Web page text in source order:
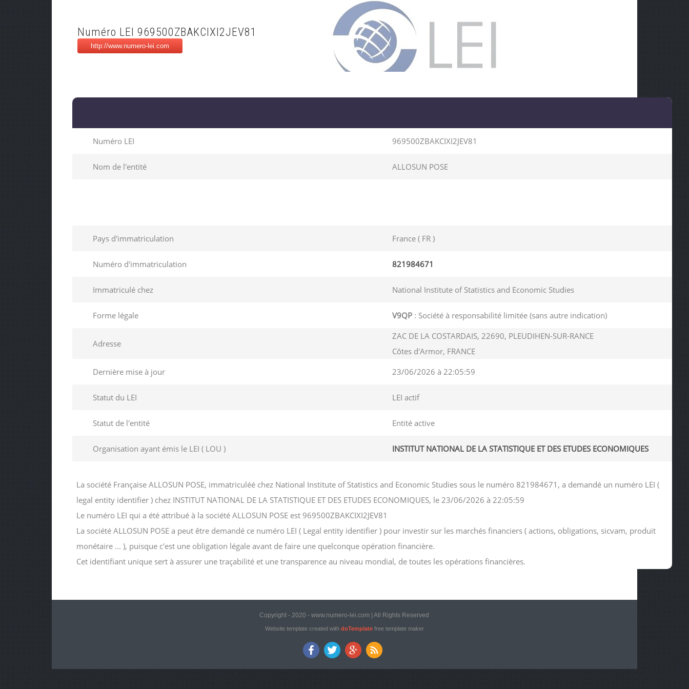
Numéro LEI 969500ZBAKCIXI2JEV81
Numéro LEI 969500ZBAKCIXI2JEV81
Nom de l'entité ALLOSUN POSE
Pays d'immatriculation France ( FR )
Numéro d'immatriculation 821984671
Immatriculé chez National Institute of Statistics and Economic Studies
Forme légale V9QP: Société à responsabilité limitée (sans autre indication)
Adresse
ZAC DE LA COSTARDAIS, 22690, PLEUDIHEN-SUR-RANCE
Côtes d'Armor, FRANCE
Dernière mise à jour
23/06/2026 à 22:05:59
Statut du LEI LEI actif
Statut de l'entité Entité active
Organisation ayant émis le LEI ( LOU ) INSTITUT NATIONAL DE LA STATISTIQUE ET DES ETUDES ECONOMIQUES
La société Française ALLOSUN POSE, immatriculéé chez National Institute of Statistics and Economic Studies sous le numéro 821984671, a demandé un numéro LEI (
legal entity identifier ) chez INSTITUT NATIONAL DE LA STATISTIQUE ET DES ETUDES ECONOMIQUES, le 23/06/2026 à 22:05:59
Le numéro LEI qui a été attribué à la société ALLOSUN POSE est 969500ZBAKCIXI2JEV81
La société ALLOSUN POSE a peut être demandé ce numéro LEI ( Legal entity identifier ) pour investir sur les marchés financiers ( actions, obligations, sicvam, produit
monétaire ... ), puisque c'est une obligation légale avant de faire une quelconque opération financière.
Cet identifiant unique sert à assurer une traçabilité et une transparence au niveau mondial, de toutes les opérations financières.
Copyright - 2020 - www.numero-lei.com | All Rights Reserved
Website template created with doTemplatefree template maker